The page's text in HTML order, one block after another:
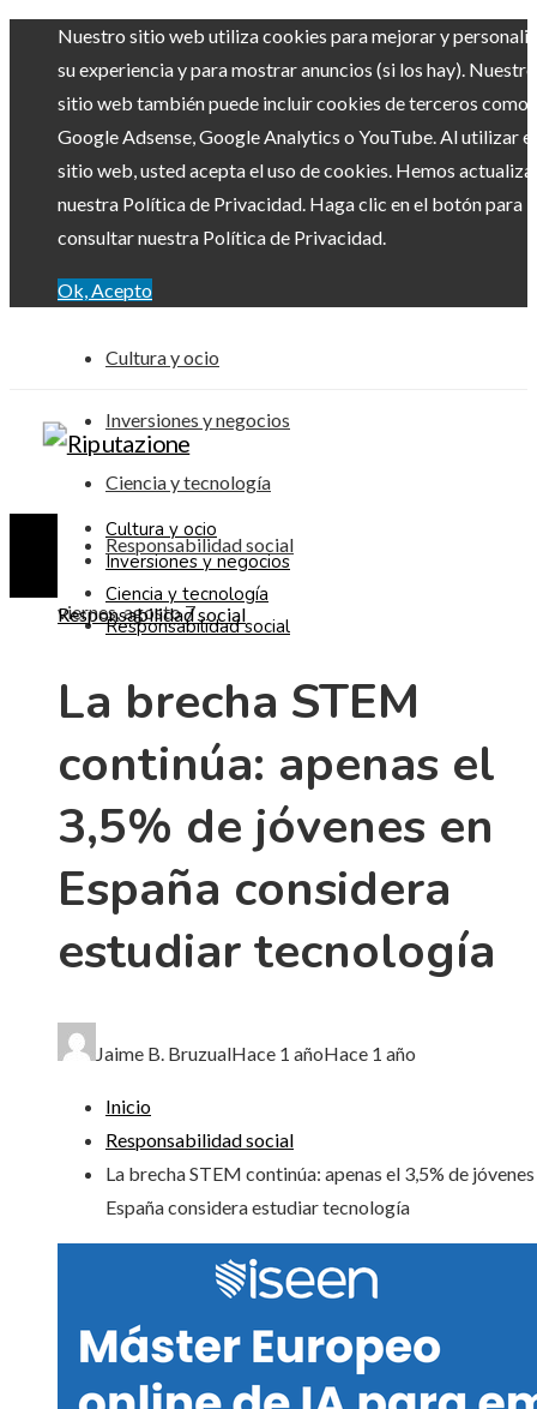
Nuestro sitio web utiliza cookies para mejorar y
su experiencia y para mostrar anuncios (si los hay). Nuestro
sitio web también puede incluir cookies de terceros como
Google Adsense, Google Analytics o YouTube. Al utilizar el
sitio web, usted acepta el uso de cookies. Hemos
nuestra Política de Privacidad. Haga clic en el botón para
consultar nuestra Política de Privacidad.
Ok, Acepto
Cultura y ocio
Inversiones y negocios
Ciencia y tecnología
Responsabilidad social
viernes, agosto 7
Cultura y ocio
Inversiones y negocios
Ciencia y tecnología
Responsabilidad social
Responsabilidad social
La brecha STEM
continúa: apenas el
3,5% de jóvenes en
España considera
estudiar tecnología
Jaime B. BruzualHace 1 añoHace 1 año
Inicio
Responsabilidad social
La brecha STEM continúa: apenas el 3,5% de jóvenes
España considera estudiar tecnología